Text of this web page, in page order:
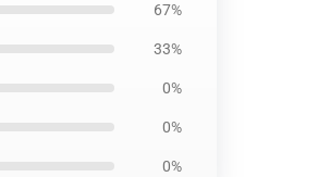
67%
33%
0%
0%
0%